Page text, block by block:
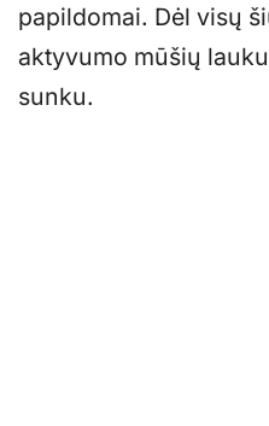
papildomai. Dėl visų
aktyvumo mūšių
sunku.